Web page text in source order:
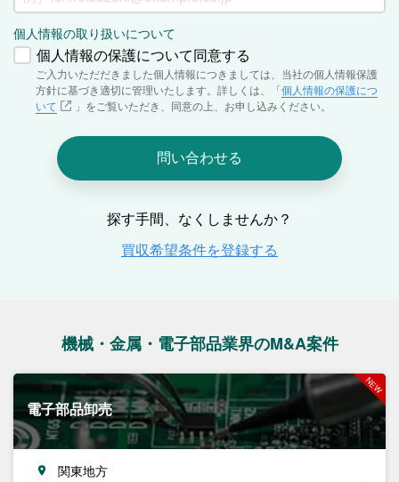
機械・金属・電子部品業界のM&A案件
電子部品卸売
関東地方